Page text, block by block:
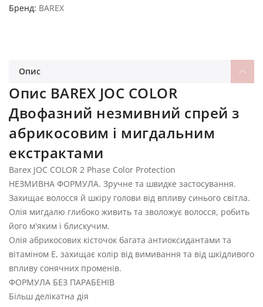
Бренд BAREX
Опис
Опис BAREX JOC COLOR
Двофазний незмивний спрей з
абрикосовим і мигдальним
екстрактами
Barex JOC COLOR 2 Phase Color Protection
НЕЗМИВНА ФОРМУЛА. Зручне та швидке застосування.
Захищає волосся й шкіру голови від впливу синього світла.
Олія мигдалю глибоко живить та зволожує волосся, робить
його м'яким і блискучим.
Олія абрикосових кісточок багата антиоксидантами та
вітаміном Е, захищає колір від вимивання та від шкідливого
впливу сонячних променів.
ФОРМУЛА БЕЗ ПАРАБЕНІВ
Більш делікатна дія